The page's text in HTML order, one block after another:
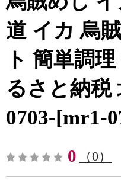
道 イカ 烏
ト 簡単調
るさと納税
0703-[mr1-
0 （0）